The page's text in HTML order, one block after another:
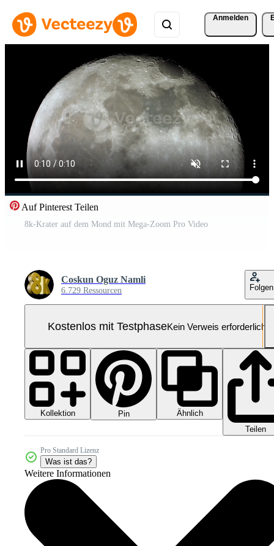
Anmelden
Auf Pinterest Teilen
8k-Krater auf dem Mond mit Mega-Zoom Pro Video
Coskun Oguz Namli
6.729 Ressourcen Folgen
Kostenlos mit TestphaseKein Verweis erforderlich
Kollektion Pin
Ähnlich
Teilen
Pro Standard Lizenz
Was ist das?
Weitere Informationen